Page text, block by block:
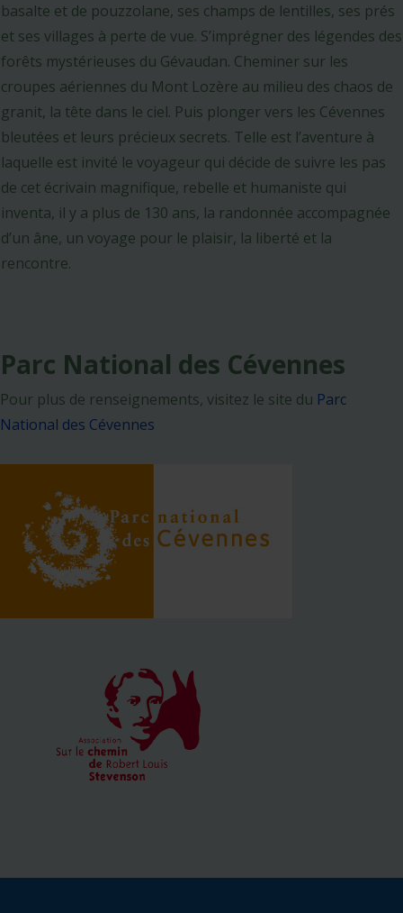
basalte et de pouzzolane, ses champs de lentilles, ses prés
et ses villages à perte de vue. S’imprégner des légendes des
forêts mystérieuses du Gévaudan. Cheminer sur les
croupes aériennes du Mont Lozère au milieu des chaos de
granit, la tête dans le ciel. Puis plonger vers les Cévennes
bleutées et leurs précieux secrets. Telle est l’aventure à
laquelle est invité le voyageur qui décide de suivre les pas
de cet écrivain magnifique, rebelle et humaniste qui
inventa, il y a plus de 130 ans, la randonnée accompagnée
d’un âne, un voyage pour le plaisir, la liberté et la
rencontre.
Parc National des Cévennes
Pour plus de renseignements, visitez le site du Parc
National des Cévennes